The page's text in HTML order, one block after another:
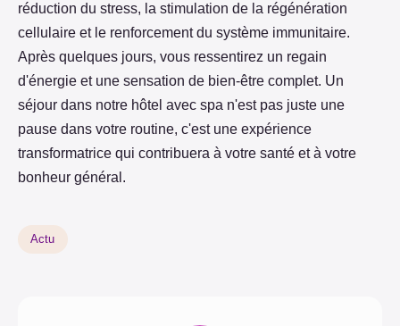
réduction du stress, la stimulation de la régénération
cellulaire et le renforcement du système immunitaire.
Après quelques jours, vous ressentirez un regain
d'énergie et une sensation de bien-être complet. Un
séjour dans notre hôtel avec spa n'est pas juste une
pause dans votre routine, c'est une expérience
transformatrice qui contribuera à votre santé et à votre
bonheur général.
Actu